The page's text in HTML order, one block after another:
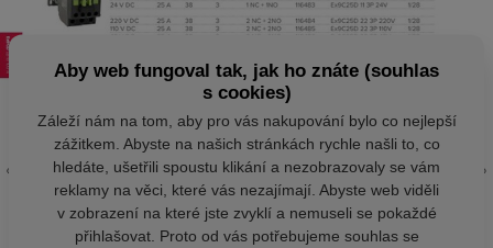
Aby web fungoval tak, jak ho znáte (souhlas
s cookies)
Záleží nám na tom, aby pro vás nakupování bylo co nejlepší
zážitkem. Abyste na našich stránkách rychle našli to, co
hledáte, ušetřili spoustu klikání a nezobrazovaly se vám
reklamy na věci, které vás nezajímají. Abyste web viděli
v zobrazení na které jste zvyklí a nemuseli se pokaždé
přihlašovat. Proto od vás potřebujeme souhlas se